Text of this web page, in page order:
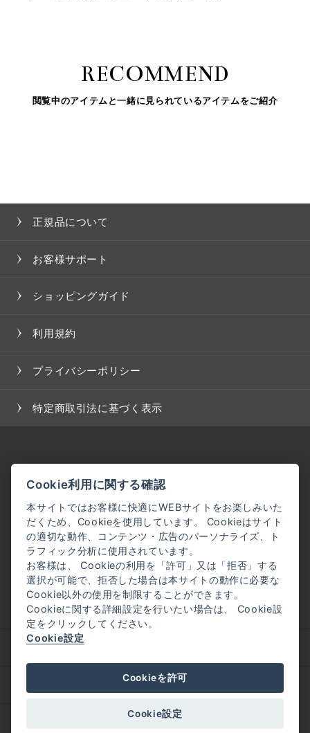
RECOMMEND
閲覧中のアイテムと一緒に見られているアイテムをご紹介
正規品について
お客様サポート
ショッピングガイド
利用規約
プライバシーポリシー
特定商取引法に基づく表示
企業理念
Cookie利用に関する確認
本サイトではお客様に快適にWEBサイトをお楽しみいた
だくため、Cookieを使用しています。 Cookieはサイト
の適切な動作、コンテンツ・広告のパーソナライズ、ト
ラフィック分析に使用されています。
お客様は、 Cookieの利用を「許可」又は「拒否」する
選択が可能で、拒否した場合は本サイトの動作に必要な
Cookie以外の使用を制限することができます。
Cookieに関する詳細設定を行いたい場合は、 Cookie設
定をクリックしてください。
Cookie設定
Cookieを許可
Cookie設定